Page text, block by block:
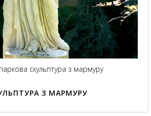
скульптура з мармуру
З МАРМУРУ